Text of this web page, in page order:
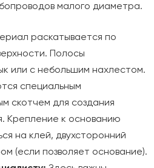
малого диаметра.
раскатывается по
Полосы
или с небольшим нахлестом.
специальным
скотчем для создания
Крепление к основанию
на клей, двухсторонний
(если позволяет основание).